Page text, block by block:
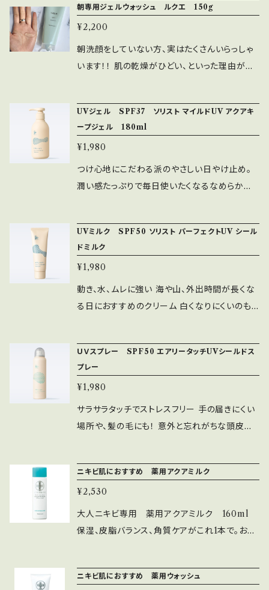
カ花エキス、オニサルビアエキス、レモングラスエ
キス、ショウガ根茎エキス、トウキ根エキス、オタ
ネニンジン根エキス、ロブスターコーヒーノキ種
子エキス、グリチルリチン酸２Ｋ、カンゾウ根エキ
ツルレイシ果実エキス、マグワ根皮エキス、サッ
ローヤルゼリーエキス、クロレラエキス、アロエ
ベラ葉エキス、銀、金、ヒト遺伝子組換オリゴペ
プチド−１、カニナバラ果実油、ニオイテンジクア
オイ花油、ヒノキ油、スクワラン、クラドシホンノ
ン、リンゴ果実エキス、ハチミツ、イソマルト、ベン
トナイト、アラントイン、アミノカプロン酸、コメヌ
カスフィンゴ糖脂質、レシチン、水添レシチン、水
添リゾレシチン、マンニトール、イノシトール、ア
ルギニン、ＰＣＡ−Ｎａ、セルロースガム、炭酸水
ール
日の肌ケアにおススメです パルファム.メンバー
様は、更に５％OFFとなります （パルファム.メン
バー様とは、エステティックサロンパルファム.に
て5,000円の入会金を支払われている会員様の
はご利用いただけません 店頭にて受け取られる
方は 送料が発生しません
朝専用ジェルウォッシュ ルクエ 150g
¥2,200
朝洗顔をしていない方、実はたくさんいらっしゃ
います！！ 肌の乾燥がひどい、といった理由が無
泡を立てて洗顔をする！？ 朝からギシギシの肌
で乾燥が気になる！？ のも分かります そこで、
泡立て不用で、顔を簡単にマッサージするだけ
潤いジェルなので、必要な水分は保持したまま
で汚れだけを洗い落とせる 朝専用のジェル洗顔
お安いものですよね 朝の洗顔習慣をつけましょ
う ・お肌ほぐし成分配合で、柔らかな肌に グ
ルコシルトレハロース/加水分解デンプン/マルチ
トール/グリセリン<保湿剤> ・海藻エキスコンプ
レックス配合でなめらかな肌に トゲキリンサ
で、うるおう肌に モーイエキス（アルゲエキ
ス）/黒ニンジンエキス（カロット果汁）/白花豆エ
キス（ベニバナインゲン種子エキス）<保湿剤>
UVジェル SPF37 ソリスト マイルドUV アクアキ
ープジェル 180ml
¥1,980
つけ心地にこだわる派のやさしい日やけ止め。
潤い感たっぷりで毎日使いたくなるなめらかな
い、ベタつかない 店長もお気に入り！ 〇RIPTテ
スト、光パッチテスト、全使用原料パッチテスト、2
4時間閉塞パッチテスト済みアレルギーテスト済
み。（すべての方にアレルギーが起こらないとい
うわけではありません） 日やけ止めジェル状乳
UVミルク SPF50 ソリスト パーフェクトUV シール
ドミルク
¥1,980
動き、水、ムレに強い 海や山、外出時間が長くな
る日におすすめのクリーム 白くなりにくいのも
なし！ 店長も愛用オススメです SPF50 ++++ ク
レンジング洗浄不要
ＵＶスプレー SPF50 エアリータッチUVシールドス
プレー
¥1,980
サラサラタッチでストレスフリー 手の届きにくい
場所や、髪の毛にも！ 意外と忘れがちな頭皮や
濡れることもありません 外出先でお顔にささっ
と 男性にも女性にもおすすめ ゴルフの最中に
も良いですよ （日やけ止めスプレー） SPF50 P
A++++ 顔・からだ用 クレンジング不要
ニキビ肌におすすめ 薬用アクアミルク
¥2,530
大人ニキビ専用 薬用アクアミルク 160ml
保湿、皮脂バランス、角質ケアがこれ1本で。お手
大人ニキビの出来にくい肌をキープ。厚くなった
ニキビ肌におすすめ 薬用ウォッシュ